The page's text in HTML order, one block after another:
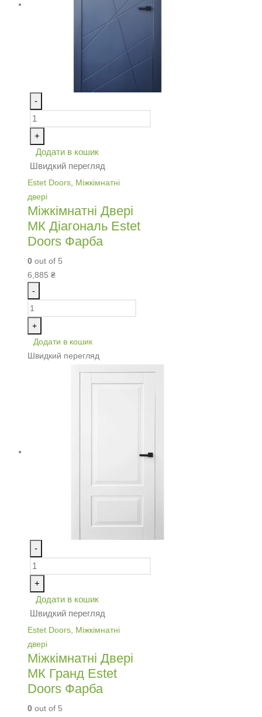
-
+
Додати в кошик
Швидкий перегляд
Estet Doors Міжкімнатні
двері
Міжкімнатні Двері
МК Діагональ Estet
Doors Фарба
0 out of 5
6,885 ₴
-
+
Додати в кошик
Швидкий перегляд
-
+
Додати в кошик
Швидкий перегляд
Estet Doors Міжкімнатні
двері
Міжкімнатні Двері
МК Гранд Estet
Doors Фарба
0 out of 5